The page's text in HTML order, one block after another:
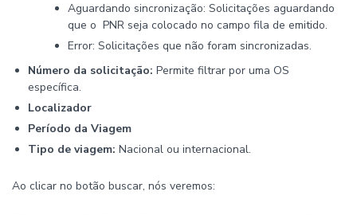
Aguardando sincronização: Solicitações aguardando
que o PNR seja colocado no campo fila de emitido.
Error: Solicitações que não foram sincronizadas.
Número da solicitação: Permite filtrar por uma OS
específica.
Localizador
Período da Viagem
Tipo de viagem: Nacional ou internacional.
Ao clicar no botão buscar, nós veremos: